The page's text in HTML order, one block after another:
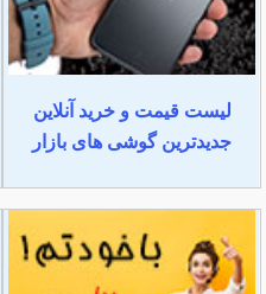
لیست قیمت و خرید آنلاین
جدیدترین گوشی های بازار